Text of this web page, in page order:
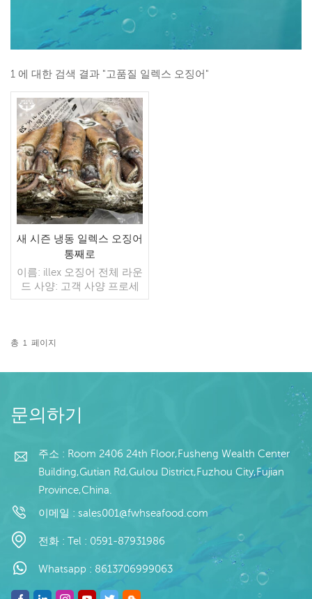
1 에 대한 검색 결과 "고품질 일렉스 오징어"
새 시즌 냉동 일렉스 오징어
통째로
이름: illex 오징어 전체 라운
드 사양: 고객 사양 프로세
스: 없음 글레이징: IQF
판매 모델: 도매/수출 최소.
피트 컨테이너 지불: 보자마
20일 이내 원산지: 중국 브
랜드: 푸 왕 행
총 1 페이지
문의하기
주소 : Room 2406 24th Floor,Fusheng Wealth Center
Building,Gutian Rd,Gulou District,Fuzhou City,Fujian
Province,China.
이메일 : sales001@fwhseafood.com
전화 : Tel : 0591-87931986
Whatsapp : 8613706999063